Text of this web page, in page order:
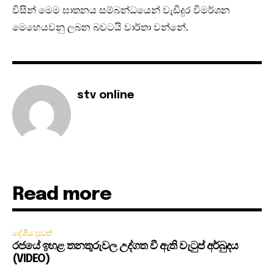
විසින් මෙම ඝාතනය සම්බන්ධයෙන් වැඩිදුර විමර්ශන
මෙහෙයවනු ලබන බවටයි වාර්තා වන්නේ.
stv online
Read more
දේශීය පුවත්
රජයේ ඉහළ තනතුරුවල උද්ගත වී ඇති වැටුප් අර්බුදය
(VIDEO)